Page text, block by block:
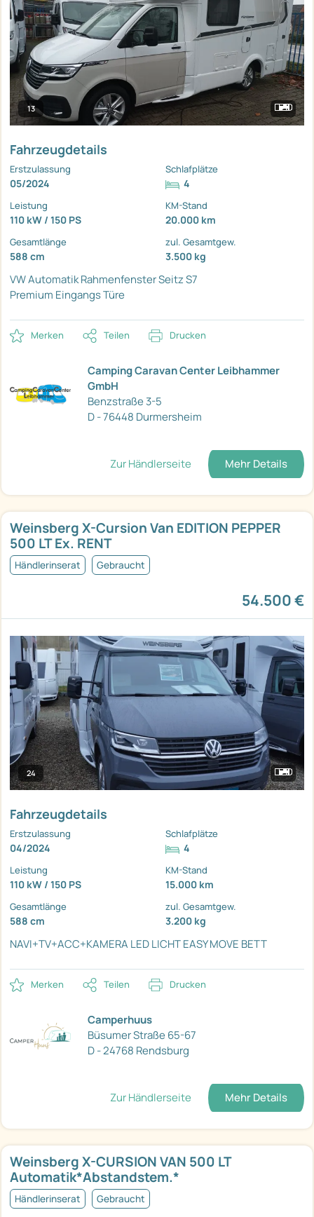
13
Fahrzeugdetails
Erstzulassung
05/2024
Schlafplätze
4
Leistung
110 kW / 150 PS
KM-Stand
20.000 km
Gesamtlänge
588 cm
zul. Gesamtgew.
3.500 kg
VW AutomatikRahmenfenster Seitz S7
Premium Eingangs Türe
Merken Teilen Drucken
Camping Caravan Center Leibhammer
GmbH
Benzstraße 3-5
D - 76448 Durmersheim
Zur Händlerseite Mehr Details
Weinsberg X-Cursion Van EDITION PEPPER
500 LT Ex. RENT
Händlerinserat Gebraucht
54.500 €
24
Fahrzeugdetails
Erstzulassung
04/2024
Schlafplätze
4
Leistung
110 kW / 150 PS
KM-Stand
15.000 km
Gesamtlänge
588 cm
zul. Gesamtgew.
3.200 kg
NAVI+TV+ACC+KAMERA LED LICHTEASY MOVE BETT
Merken Teilen Drucken
Camperhuus
Büsumer Straße 65-67
D - 24768 Rendsburg
Zur Händlerseite Mehr Details
Weinsberg X-CURSION VAN 500 LT
Automatik*Abstandstem.*
Händlerinserat Gebraucht